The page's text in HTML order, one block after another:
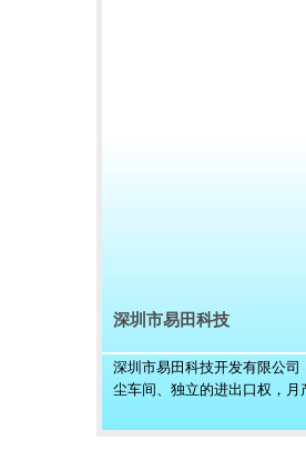
深圳市易田科技
深圳市易田科技开发有限公
尘车间、独立的进出口权，月